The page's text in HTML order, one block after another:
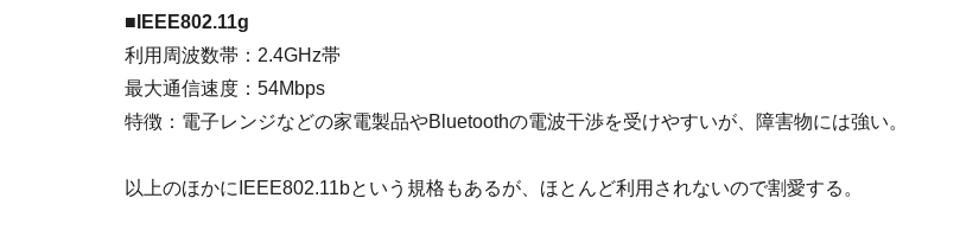
■IEEE802.11g
利用周波数帯：2.4GHz帯
最大通信速度：54Mbps
特徴：電子レンジなどの家電製品やBluetoothの電波干渉を受けやすいが、障害物には強い。
以上のほかにIEEE802.11bという規格もあるが、ほとんど利用されないので割愛する。